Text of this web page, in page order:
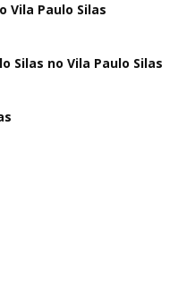
Vila Paulo Silas
Silas no Vila Paulo Silas